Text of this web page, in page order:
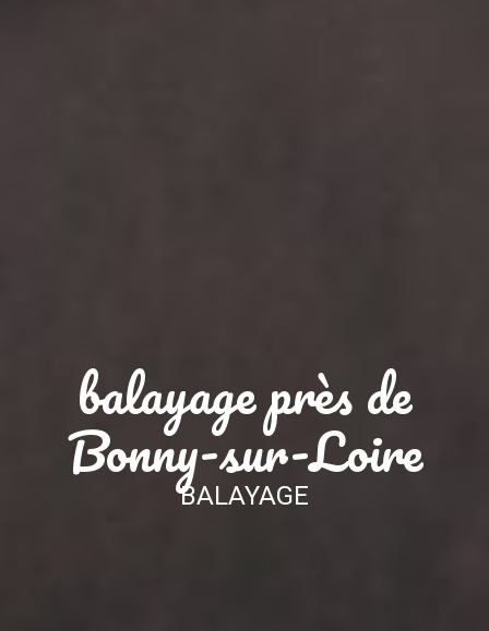
balayage près de
Bonny-sur-Loire
BALAYAGE